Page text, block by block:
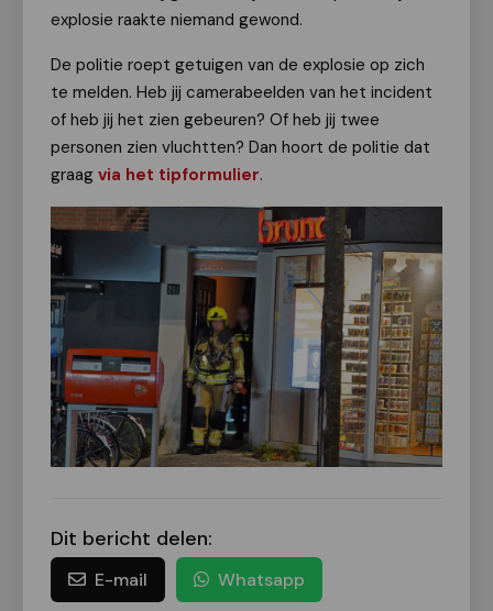
explosie raakte niemand gewond.
De politie roept getuigen van de explosie op zich
te melden. Heb jij camerabeelden van het incident
of heb jij het zien gebeuren? Of heb jij twee
personen zien vluchtten? Dan hoort de politie dat
graag via het tipformulier.
Dit bericht delen:
E-mail Whatsapp